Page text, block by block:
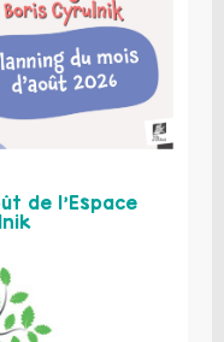
de l’Espace